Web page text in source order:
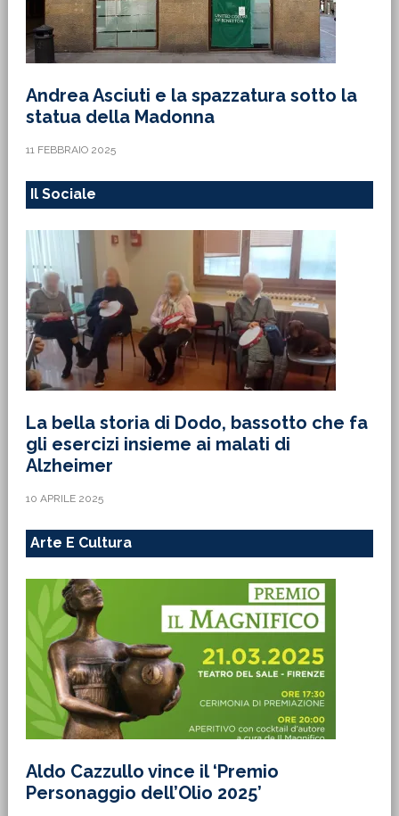
Andrea Asciuti e la spazzatura sotto la
statua della Madonna
11 FEBBRAIO 2025
Il Sociale
La bella storia di Dodo, bassotto che fa
gli esercizi insieme ai malati di
Alzheimer
10 APRILE 2025
Arte E Cultura
Aldo Cazzullo vince il ‘Premio
Personaggio dell’Olio 2025’